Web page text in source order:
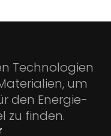
Technologien
um
den Energie-
zu finden.